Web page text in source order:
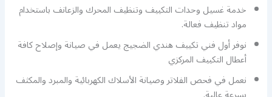
خدمة غسيل وحدات التكييف وتنظيف المحرك والزعانف باستخدام
مواد تنظيف فعالة.
نوفر أول فني تكييف هندي الضجيج يعمل في صيانة وإصلاح كافة
أعطال التكييف المركزي
نعمل في فحص الفلاتر وصيانة الأسلاك الكهربائية والمبرد والمكثف